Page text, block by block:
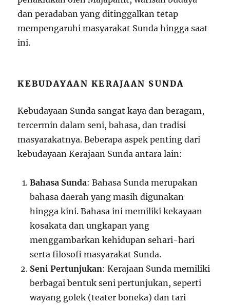
dan peradaban yang ditinggalkan tetap
mempengaruhi masyarakat Sunda hingga saat
ini.
KEBUDAYAAN KERAJAAN SUNDA
Kebudayaan Sunda sangat kaya dan beragam,
tercermin dalam seni, bahasa, dan tradisi
masyarakatnya. Beberapa aspek penting dari
kebudayaan Kerajaan Sunda antara lain:
Bahasa Sunda: Bahasa Sunda merupakan
bahasa daerah yang masih digunakan
hingga kini. Bahasa ini memiliki kekayaan
kosakata dan ungkapan yang
menggambarkan kehidupan sehari-hari
serta filosofi masyarakat Sunda.
Seni Pertunjukan: Kerajaan Sunda memiliki
berbagai bentuk seni pertunjukan, seperti
wayang golek (teater boneka) dan tari